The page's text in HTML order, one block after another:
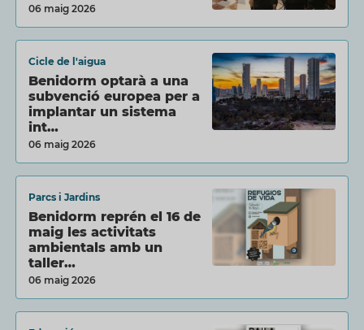
06 maig 2026
Cicle de l'aigua
Benidorm optarà a una
subvenció europea per a
implantar un sistema
int…
06 maig 2026
Parcs i Jardins
Benidorm reprén el 16 de
maig les activitats
ambientals amb un
taller…
06 maig 2026